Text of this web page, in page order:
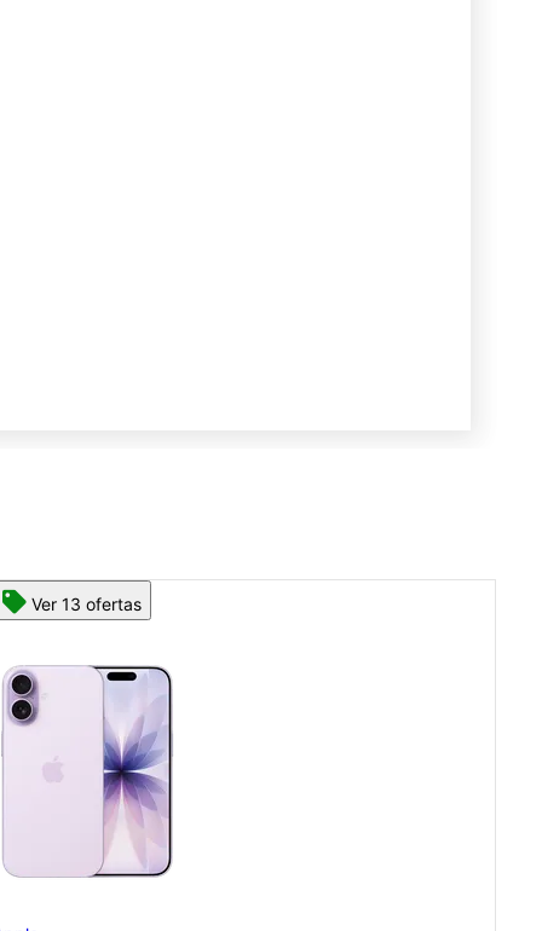
Ver 13 ofertas